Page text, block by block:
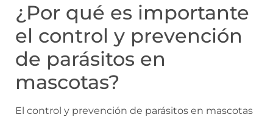
¿Por qué es importante
el control y prevención
de parásitos en
mascotas?
El control y prevención de parásitos en mascotas